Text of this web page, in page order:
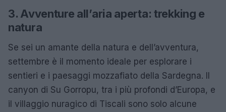
3. Avventure all’aria aperta: trekking e
natura
Se sei un amante della natura e dell’avventura,
settembre è il momento ideale per esplorare i
sentieri e i paesaggi mozzafiato della Sardegna. Il
canyon di Su Gorropu, tra i più profondi d’Europa, e
il villaggio nuragico di Tiscali sono solo alcune